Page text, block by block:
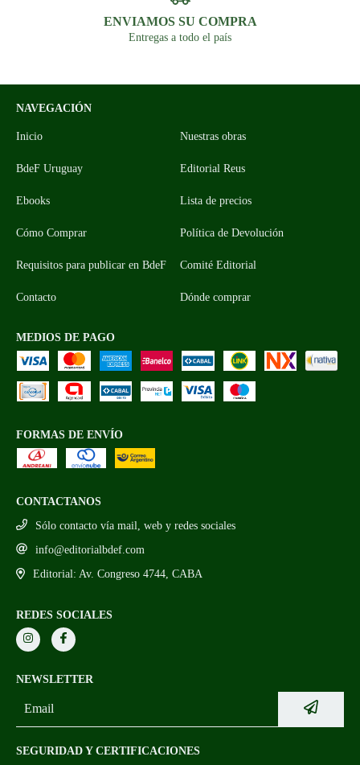
ENVIAMOS SU COMPRA
Entregas a todo el país
NAVEGACIÓN
Inicio Nuestras obras
BdeF Uruguay Editorial Reus
Ebooks Lista de precios
Cómo Comprar Política de Devolución
Requisitos para publicar en BdeF Comité Editorial
Contacto Dónde comprar
MEDIOS DE PAGO
FORMAS DE ENVÍO
CONTACTANOS
Sólo contacto vía mail, web y redes sociales
info@editorialbdef.com
Editorial: Av. Congreso 4744, CABA
REDES SOCIALES
NEWSLETTER
SEGURIDAD Y CERTIFICACIONES